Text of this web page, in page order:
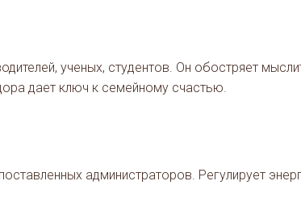
ученых, студентов. Он обостряет
дает ключ к семейному счастью.
администраторов. Регулирует